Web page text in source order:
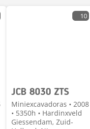
10
JCB 8030 ZTS
Miniexcavadoras • 2008
• 5350h • Hardinxveld
Giessendam, Zuid-